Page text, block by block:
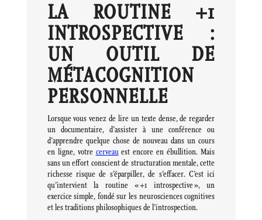
LA ROUTINE +1
INTROSPECTIVE :
UN OUTIL DE
MÉTACOGNITION
PERSONNELLE
Lorsque vous venez de lire un texte dense, de regarder
un documentaire, d’assister à une conférence ou
d’apprendre quelque chose de nouveau dans un cours
en ligne, votre cerveauest encore en ébullition. Mais
sans un effort conscient de structuration mentale, cette
richesse risque de s’éparpiller, de s’effacer. C’est ici
qu’intervient la routine « +1 introspective », un
exercice simple, fondé sur les neurosciences cognitives
et les traditions philosophiques de l’introspection.